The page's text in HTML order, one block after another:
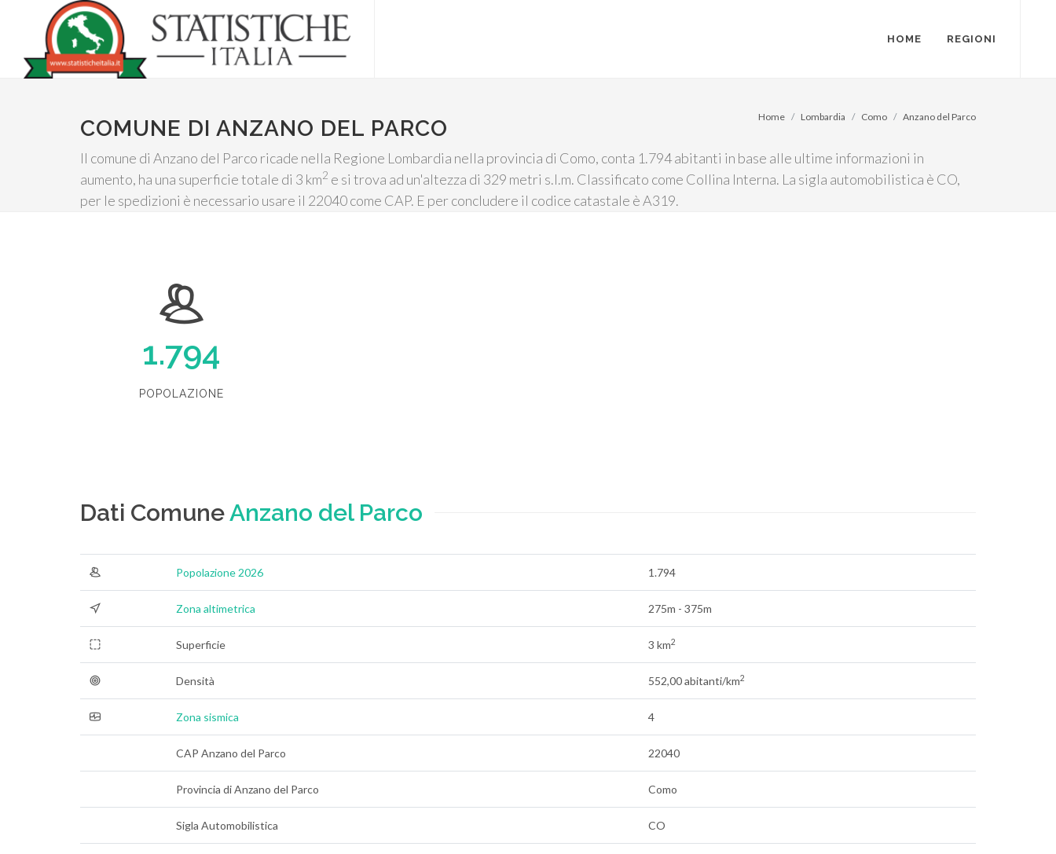
HOME REGIONI
COMUNE DI ANZANO DEL PARCO
Il comune di Anzano del Parco ricade nella Regione Lombardia nella provincia di Como, conta 1.794 abitanti in base alle ultime informazioni in
aumento, ha una superficie totale di 3 km2 e si trova ad un'altezza di 329 metri s.l.m. Classificato come Collina Interna. La sigla automobilistica è CO,
per le spedizioni è necessario usare il 22040 come CAP. E per concludere il codice catastale è A319.
Home Lombardia Como Anzano del Parco
1.794
POPOLAZIONE
Dati ComuneAnzano del Parco
Popolazione 2026 1.794
Zona altimetrica 275m - 375m
Superficie 3 km2
Densità 552,00 abitanti/km2
Zona sismica 4
CAP Anzano del Parco 22040
Provincia di Anzano del Parco Como
Sigla Automobilistica CO